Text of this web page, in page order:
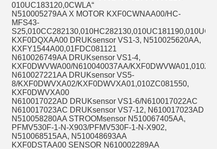
010UC183120,0CWLA“
N510005279AA X MOTOR KXF0CWNAA00/HC-
MFS43-
KXF0DQXAA00 DRUKsensor VS1-3, N510025620AA,
KXFY1544A00,01FDC081121
N610026749AA DRUKsensor VS1-4,
KXF0DWVWA00/N610040037AA/
N610027221AA DRUKsensor VS5-
8/KXF0DWVXA02/KXF0DWVXA01,010ZC081550,
KXF0DWVXA00
N610017022AD DRUKsensor VS1-6/N610017022AC
N610017023AC DRUKsensor VS7-12, N610017023AD
N510058280AA STROOMsensor N510067405AA,
PFMV530F-1-N-X903/PFMV530F-1-N-X902,
N510068515AA, N510048693AA
KXF0DSTAA00 SENSOR N610002289AA